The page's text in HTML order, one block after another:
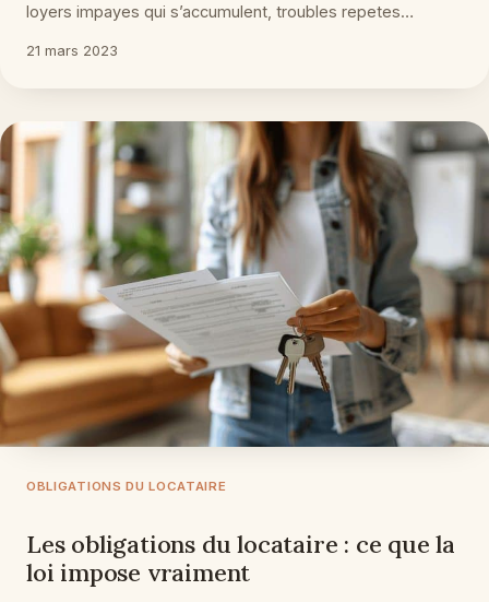
loyers impayes qui s’accumulent, troubles repetes…
21 mars 2023
OBLIGATIONS DU LOCATAIRE
Les obligations du locataire : ce que la
loi impose vraiment